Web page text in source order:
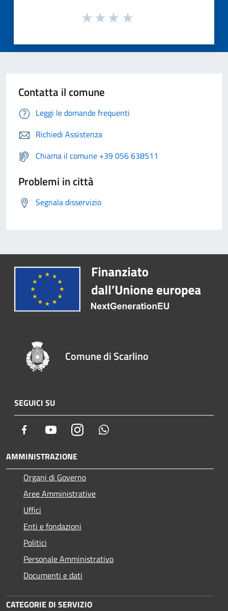
Contatta il comune
Leggi le domande frequenti
Richiedi Assistenza
Chiama il comune +39 056 638511
Problemi in città
Segnala disservizio
Comune di Scarlino
SEGUICI SU
Facebook YoutubeInstagram
AMMINISTRAZIONE
Organi di Governo
Aree Amministrative
Uffici
Enti e fondazioni
Politici
Personale Amministrativo
Documenti e dati
CATEGORIE DI SERVIZIO